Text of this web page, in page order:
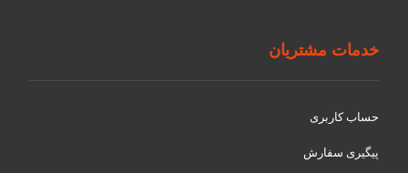
خدمات مشتریان
حساب کاربری
پیگیری سفارش